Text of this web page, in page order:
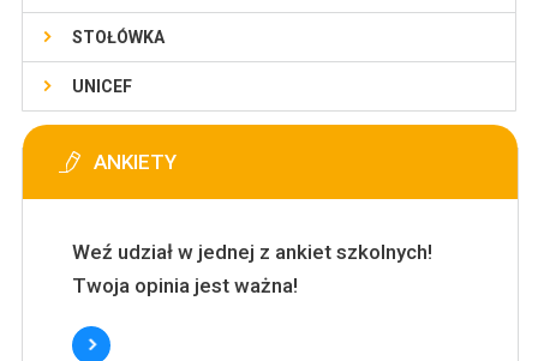
STOŁÓWKA
UNICEF
ANKIETY
Weź udział w jednej z ankiet szkolnych!
Twoja opinia jest ważna!